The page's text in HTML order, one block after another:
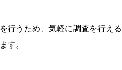
行うため、気軽に調査を行え
す。